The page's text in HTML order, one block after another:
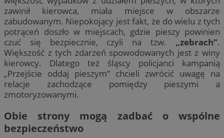
zawinił kierowca, miała miejsce w obszarze
zabudowanym. Niepokojący jest fakt, że do wielu z tych
potrąceń doszło w miejscach, gdzie pieszy powinien
czuć się bezpiecznie, czyli na tzw. „zebrach”.
Większość z tych zdarzeń spowodowanych jest z winy
kierowcy. Dlatego też śląscy policjanci kampanią
„Przejście oddaj pieszym” chcieli zwrócić uwagę na
relacje zachodzące pomiędzy pieszymi a
zmotoryzowanymi.
Obie strony mogą zadbać o wspólne
bezpieczeństwo